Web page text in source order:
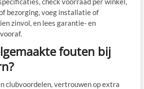
bezorging, voeg installatie of
zinvol, en lees garantie- en
fouten bij
clubvoordelen, vertrouwen op extra